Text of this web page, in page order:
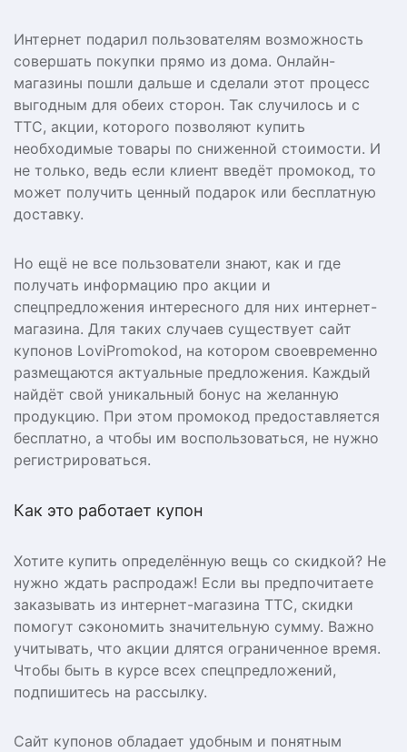
Интернет подарил пользователям возможность
совершать покупки прямо из дома. Онлайн-
магазины пошли дальше и сделали этот процесс
выгодным для обеих сторон. Так случилось и с
ТТС, акции, которого позволяют купить
необходимые товары по сниженной стоимости. И
не только, ведь если клиент введёт промокод, то
может получить ценный подарок или бесплатную
доставку.
Но ещё не все пользователи знают, как и где
получать информацию про акции и
спецпредложения интересного для них интернет-
магазина. Для таких случаев существует сайт
купонов LoviPromokod, на котором своевременно
размещаются актуальные предложения. Каждый
найдёт свой уникальный бонус на желанную
продукцию. При этом промокод предоставляется
бесплатно, а чтобы им воспользоваться, не нужно
регистрироваться.
Как это работает купон
Хотите купить определённую вещь со скидкой? Не
нужно ждать распродаж! Если вы предпочитаете
заказывать из интернет-магазина ТТС, скидки
помогут сэкономить значительную сумму. Важно
учитывать, что акции длятся ограниченное время.
Чтобы быть в курсе всех спецпредложений,
подпишитесь на рассылку.
Сайт купонов обладает удобным и понятным